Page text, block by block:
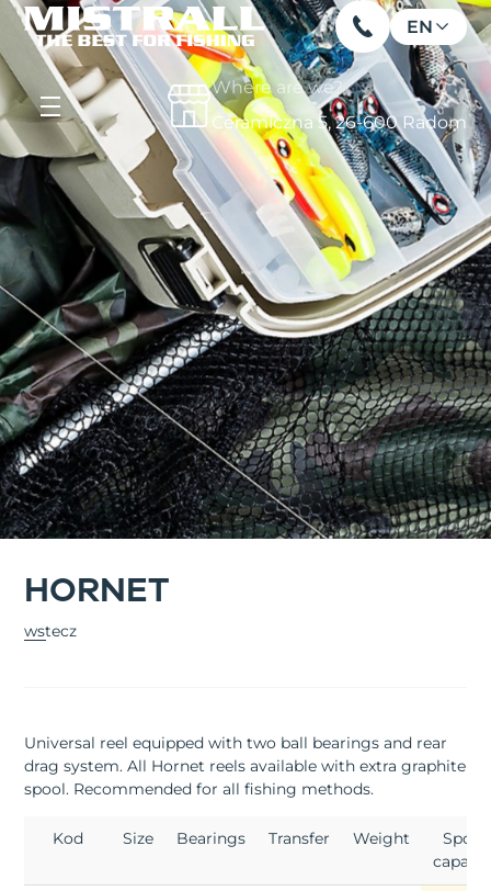
EN
Where are we?
Ceramiczna 5, 26-600 Radom
HORNET
wstecz
Universal reel equipped with two ball bearings and rear
drag system.All Hornet reels available with extra graphite
spool. Recommended for all fishing methods.
Kod Size Bearings Transfer Weight
Spool